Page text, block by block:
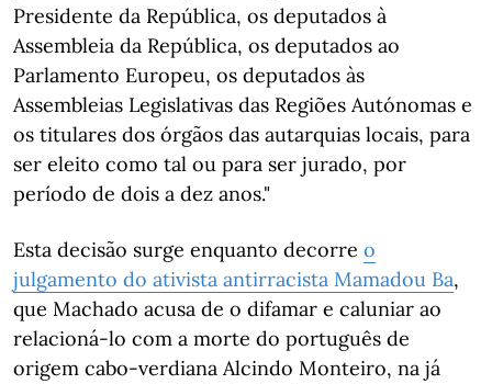
Presidente da República, os deputados à
Assembleia da República, os deputados ao
Parlamento Europeu, os deputados às
Assembleias Legislativas das Regiões Autónomas e
os titulares dos órgãos das autarquias locais, para
ser eleito como tal ou para ser jurado, por
período de dois a dez anos."
Esta decisão surge enquanto decorre o
julgamento do ativista antirracista Mamadou Ba,
que Machado acusa de o difamar e caluniar ao
relacioná-lo com a morte do português de
origem cabo-verdiana Alcindo Monteiro, na já